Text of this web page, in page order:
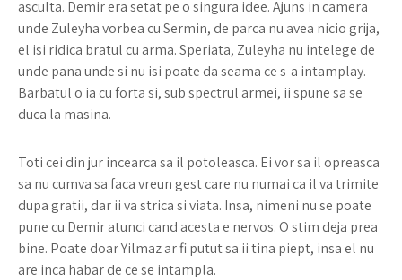
asculta. Demir era setat pe o singura idee. Ajuns in camera
unde Zuleyha vorbea cu Sermin, de parca nu avea nicio grija,
el isi ridica bratul cu arma. Speriata, Zuleyha nu intelege de
unde pana unde si nu isi poate da seama ce s-a intamplay.
Barbatul o ia cu forta si, sub spectrul armei, ii spune sa se
duca la masina.
Toti cei din jur incearca sa il potoleasca. Ei vor sa il opreasca
sa nu cumva sa faca vreun gest care nu numai ca il va trimite
dupa gratii, dar ii va strica si viata. Insa, nimeni nu se poate
pune cu Demir atunci cand acesta e nervos. O stim deja prea
bine. Poate doar Yilmaz ar fi putut sa ii tina piept, insa el nu
are inca habar de ce se intampla.